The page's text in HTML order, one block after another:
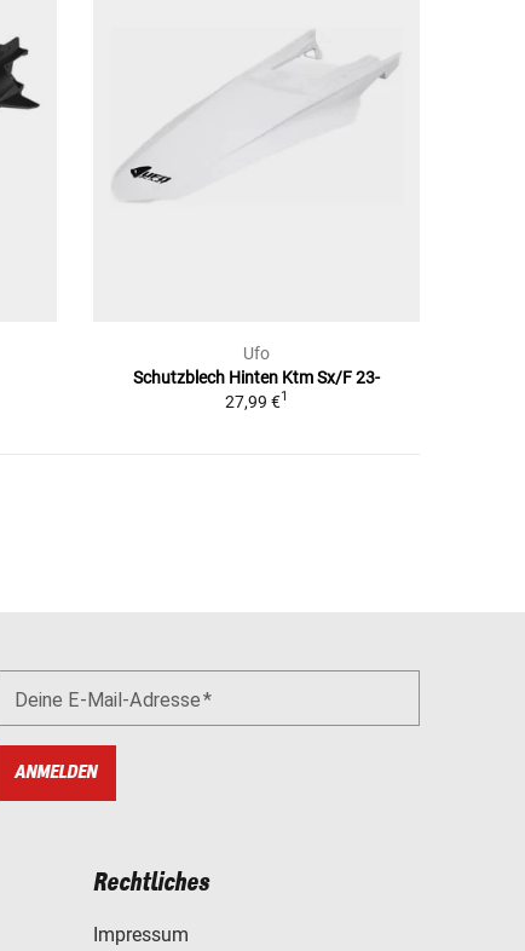
Ufo
Schutzblech Hinten Ktm Sx/F 23-
27,99 €1
Deine E-Mail-Adresse
ANMELDEN
Rechtliches
Impressum